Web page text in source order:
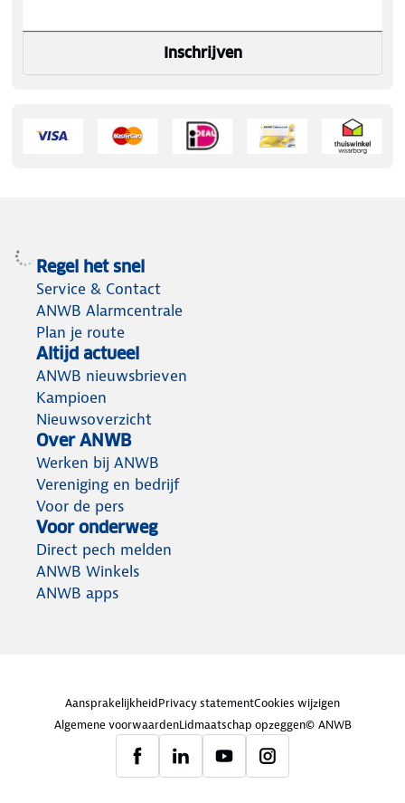
Inschrijven
Regel het snel
Service & Contact
ANWB Alarmcentrale
Plan je route
Altijd actueel
ANWB nieuwsbrieven
Kampioen
Nieuwsoverzicht
Over ANWB
Werken bij ANWB
Vereniging en bedrijf
Voor de pers
Voor onderweg
Direct pech melden
ANWB Winkels
ANWB apps
AansprakelijkheidPrivacy statementCookies wijzigen
Algemene voorwaardenLidmaatschap opzeggen© ANWB